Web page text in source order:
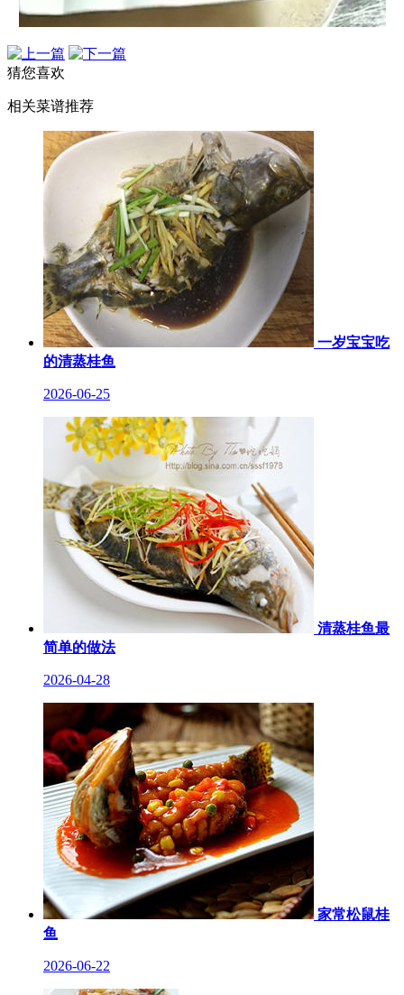
猜您喜欢
相关菜谱推荐
一岁宝宝吃
的清蒸桂鱼
2026-06-25
清蒸桂鱼最
简单的做法
2026-04-28
家常松鼠桂
鱼
2026-06-22